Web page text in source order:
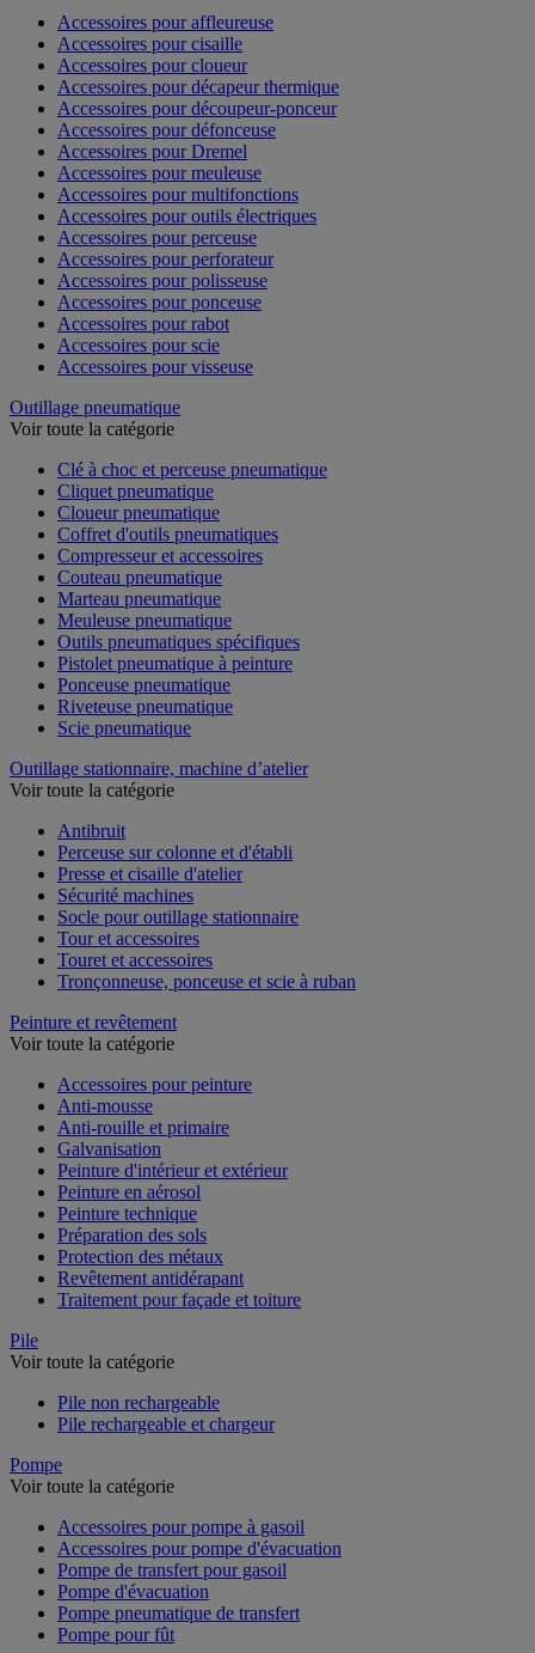
Accessoires pour affleureuse
Accessoires pour cisaille
Accessoires pour cloueur
Accessoires pour décapeur thermique
Accessoires pour découpeur-ponceur
Accessoires pour défonceuse
Accessoires pour Dremel
Accessoires pour meuleuse
Accessoires pour multifonctions
Accessoires pour outils électriques
Accessoires pour perceuse
Accessoires pour perforateur
Accessoires pour polisseuse
Accessoires pour ponceuse
Accessoires pour rabot
Accessoires pour scie
Accessoires pour visseuse
Outillage pneumatique
Voir toute la catégorie
Clé à choc et perceuse pneumatique
Cliquet pneumatique
Cloueur pneumatique
Coffret d'outils pneumatiques
Compresseur et accessoires
Couteau pneumatique
Marteau pneumatique
Meuleuse pneumatique
Outils pneumatiques spécifiques
Pistolet pneumatique à peinture
Ponceuse pneumatique
Riveteuse pneumatique
Scie pneumatique
Outillage stationnaire, machine d’atelier
Voir toute la catégorie
Antibruit
Perceuse sur colonne et d'établi
Presse et cisaille d'atelier
Sécurité machines
Socle pour outillage stationnaire
Tour et accessoires
Touret et accessoires
Tronçonneuse, ponceuse et scie à ruban
Peinture et revêtement
Voir toute la catégorie
Accessoires pour peinture
Anti-mousse
Anti-rouille et primaire
Galvanisation
Peinture d'intérieur et extérieur
Peinture en aérosol
Peinture technique
Préparation des sols
Protection des métaux
Revêtement antidérapant
Traitement pour façade et toiture
Pile
Voir toute la catégorie
Pile non rechargeable
Pile rechargeable et chargeur
Pompe
Voir toute la catégorie
Accessoires pour pompe à gasoil
Accessoires pour pompe d'évacuation
Pompe de transfert pour gasoil
Pompe d'évacuation
Pompe pneumatique de transfert
Pompe pour fût